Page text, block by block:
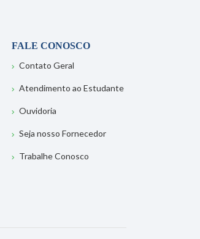
FALE CONOSCO
Contato Geral
Atendimento ao Estudante
Ouvidoria
Seja nosso Fornecedor
Trabalhe Conosco